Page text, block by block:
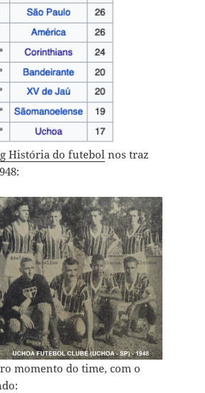
História do futebol nos traz
momento do time, com o